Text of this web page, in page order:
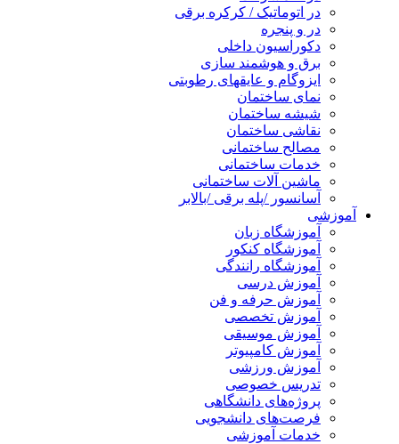
در اتوماتیک / کرکره برقی
در و پنجره
دکوراسیون داخلی
برق و هوشمند سازی
ایزوگام و عایقهای رطوبتی
نمای ساختمان
شیشه ساختمان
نقاشی ساختمان
مصالح ساختمانی
خدمات ساختمانی
ماشین آلات ساختمانی
آسانسور /پله برقی /بالابر
آموزشی
آموزشگاه زبان
آموزشگاه کنکور
آموزشگاه رانندگی
آموزش درسی
آموزش حرفه و فن
آموزش تخصصی
آموزش موسیقی
آموزش کامپیوتر
آموزش ورزشی
تدریس خصوصی
پروژه‌های دانشگاهی
فرصت‌های دانشجویی
خدمات آموزشی